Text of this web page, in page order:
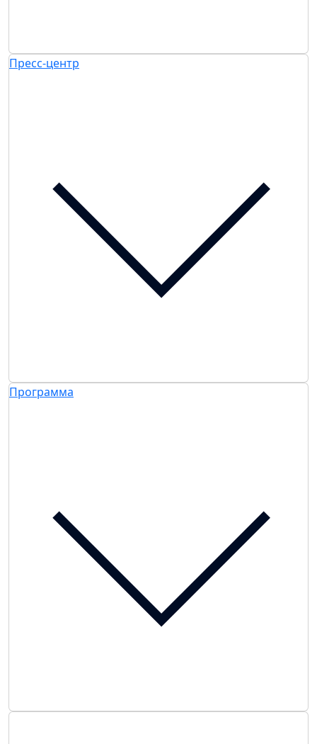
Пресс-центр
Программа